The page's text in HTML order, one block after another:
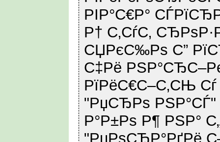
РІР°С€Р°
Р† С‚СѓС‚
СЏРєС‰Рѕ С”
С‡Рё
РїРёС€С–С‚СЊ
"РџСЂРѕ
Р°Р±Рѕ Р¶ РЅР°
"РџРѕСЂР°РґРё